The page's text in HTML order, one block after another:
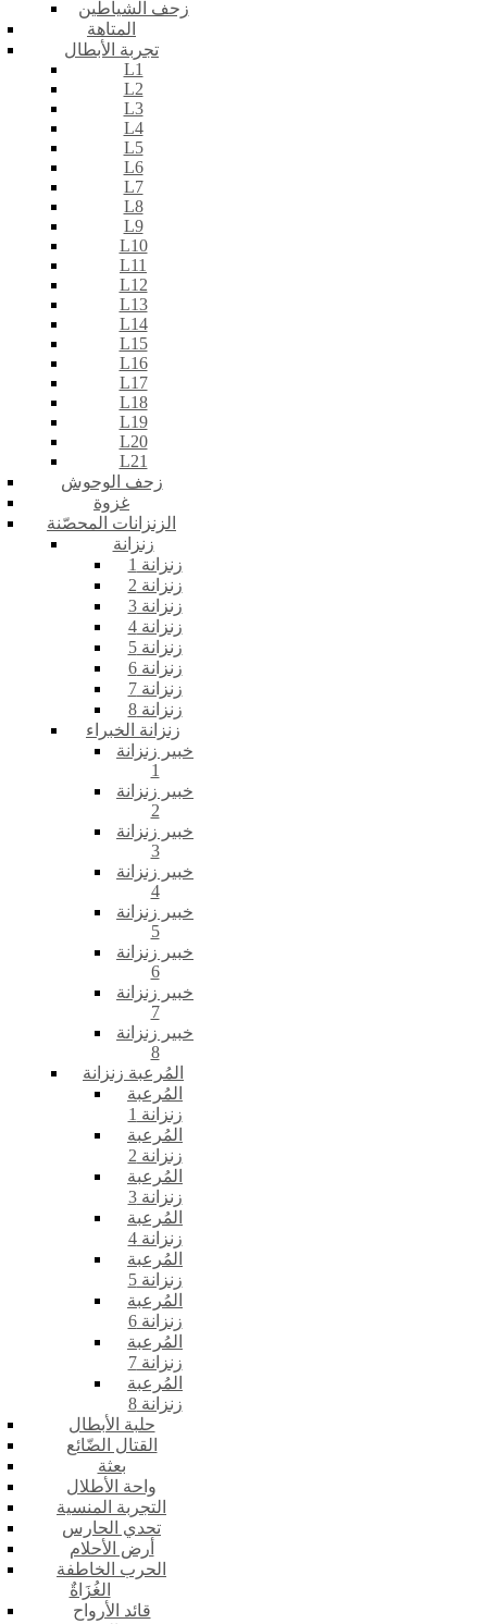
زحف الشياطين
المتاهة
تجربة الأبطال
L1
L2
L3
L4
L5
L6
L7
L8
L9
L10
L11
L12
L13
L14
L15
L16
L17
L18
L19
L20
L21
زحف الوحوش
غزوة
الزنزانات المحصّنة
زنزانة
زنزانة 1
زنزانة 2
زنزانة 3
زنزانة 4
زنزانة 5
زنزانة 6
زنزانة 7
زنزانة 8
زنزانة الخبراء
خبير زنزانة
1
خبير زنزانة
2
خبير زنزانة
3
خبير زنزانة
4
خبير زنزانة
5
خبير زنزانة
6
خبير زنزانة
7
خبير زنزانة
8
المُرعبة زنزانة
المُرعبة
زنزانة 1
المُرعبة
زنزانة 2
المُرعبة
زنزانة 3
المُرعبة
زنزانة 4
المُرعبة
زنزانة 5
المُرعبة
زنزانة 6
المُرعبة
زنزانة 7
المُرعبة
زنزانة 8
حلبة الأبطال
القتال الضّائع
بعثة
واحة الأطلال
التجربة المنسية
تحدي الحارس
أرض الأحلام
الحرب الخاطفة
الغُزَاةٌ
قائد الأرواح